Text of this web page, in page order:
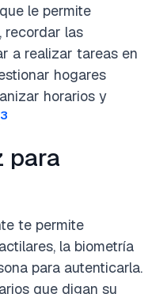
le permite
recordar las
a realizar tareas en
hogares
horarios y
3
para
te permite
la biometría
para autenticarla.
que digan su